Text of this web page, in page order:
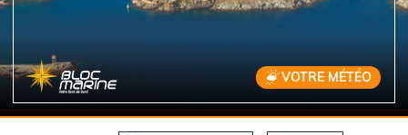
VOTRE MÉTÉO